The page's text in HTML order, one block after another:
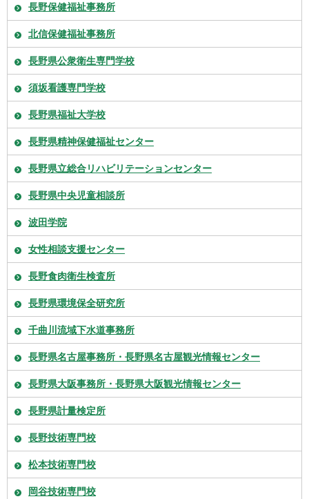
長野保健福祉事務所
北信保健福祉事務所
長野県公衆衛生専門学校
須坂看護専門学校
長野県福祉大学校
長野県精神保健福祉センター
長野県立総合リハビリテーションセンター
長野県中央児童相談所
波田学院
女性相談支援センター
長野食肉衛生検査所
長野県環境保全研究所
千曲川流域下水道事務所
長野県名古屋事務所・長野県名古屋観光情報センター
長野県大阪事務所・長野県大阪観光情報センター
長野県計量検定所
長野技術専門校
松本技術専門校
岡谷技術専門校